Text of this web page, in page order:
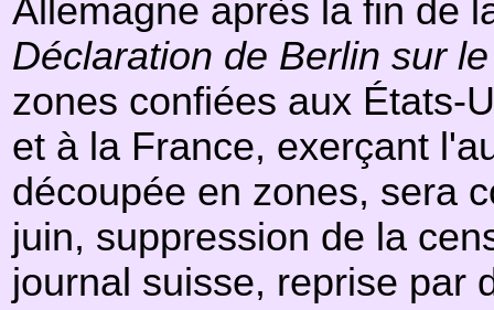
Allemagne après la fin de
Déclaration de Berlin sur
zones confiées aux États-
et à la France, exerçant
découpée en zones, sera
juin, suppression de la
journal suisse, reprise par